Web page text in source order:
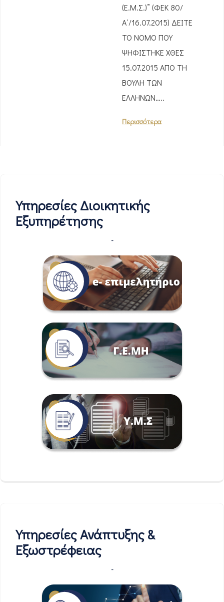
(Ε.Μ.Σ.)” (ΦΕΚ 80/
Α΄/16.07.2015) ΔΕΙΤΕ
ΤΟ ΝΟΜΟ ΠΟΥ
ΨΗΦΙΣΤΗΚΕ ΧΘΕΣ
15.07.2015 ΑΠΟ ΤΗ
ΒΟΥΛΗ ΤΩΝ
ΕΛΛΗΝΩΝ…..
Περισσότερα
Υπηρεσίες Διοικητικής
Εξυπηρέτησης
-
Υπηρεσίες Ανάπτυξης &
Εξωστρέφειας
-